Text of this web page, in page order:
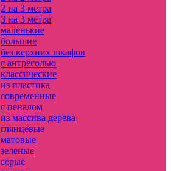
2 на 3 метра
3 на 3 метра
маленькие
большие
без верхних шкафов
с антресолью
классические
из пластика
современные
с пеналом
из массива дерева
глянцевые
матовые
зеленые
серые